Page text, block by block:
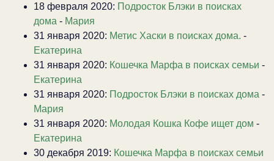
18 февраля 2020: Подросток Блэки в поисках
дома - Мария
31 января 2020: Метис Хаски в поисках дома. -
Екатерина
31 января 2020: Кошечка Марфа в поисках семьи -
Екатерина
31 января 2020: Подросток Блэки в поисках дома -
Мария
31 января 2020: Молодая Кошка Кофе ищет дом -
Екатерина
30 декабря 2019: Кошечка Марфа в поисках семьи